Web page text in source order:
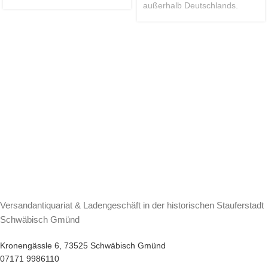
außerhalb Deutschlands.
Versandantiquariat & Ladengeschäft in der historischen Stauferstadt
Schwäbisch Gmünd
Kronengässle 6, 73525 Schwäbisch Gmünd
07171 9986110